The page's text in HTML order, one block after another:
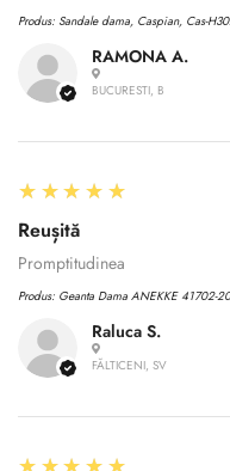
RAMONA A.
BUCURESTI, B
Produs: Sandale dama, Caspian, Cas-
Raluca S.
FĂLTICENI, SV
5
★★★★★
Reușită
Promptitudinea
Produs: Geanta Dama ANEKKE 41702-